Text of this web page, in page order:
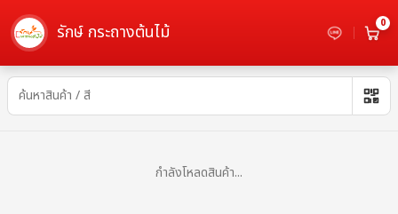
รักษ์ กระถางต้นไม้ 0
ตะกร้า เข่ง - เลือกซื้อกระถางต้นไม้
กำลังโหลดสินค้า...